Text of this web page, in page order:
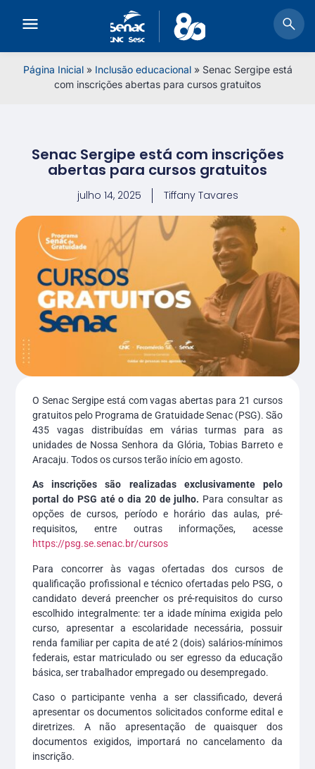
Página Inicial» Inclusão educacional» Senac Sergipe está
com inscrições abertas para cursos gratuitos
Senac Sergipe está com inscrições
abertas para cursos gratuitos
julho 14, 2025 Tiffany Tavares
O Senac Sergipe está com vagas abertas para 21 cursos
gratuitos pelo Programa de Gratuidade Senac (PSG). São
435 vagas distribuídas em várias turmas para as
unidades de Nossa Senhora da Glória, Tobias Barreto e
Aracaju. Todos os cursos terão início em agosto.
As inscrições são realizadas exclusivamente pelo
portal do PSG até o dia 20 de julho. Para consultar as
opções de cursos, período e horário das aulas, pré-
requisitos, entre outras informações, acesse
https://psg.se.senac.br/cursos
Para concorrer às vagas ofertadas dos cursos de
qualificação profissional e técnico ofertadas pelo PSG, o
candidato deverá preencher os pré-requisitos do curso
escolhido integralmente: ter a idade mínima exigida pelo
curso, apresentar a escolaridade necessária, possuir
renda familiar per capita de até 2 (dois) salários-mínimos
federais, estar matriculado ou ser egresso da educação
básica, ser trabalhador empregado ou desempregado.
Caso o participante venha a ser classificado, deverá
apresentar os documentos solicitados conforme edital e
diretrizes. A não apresentação de quaisquer dos
documentos exigidos, importará no cancelamento da
inscrição.